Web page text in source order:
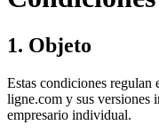
1. Objeto
Estas condiciones
ligne.com y sus versiones
empresario individual.